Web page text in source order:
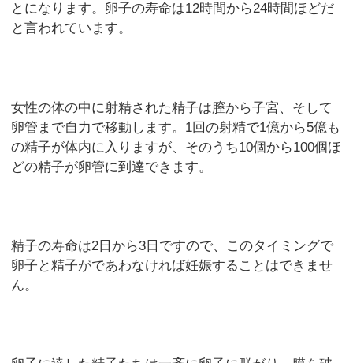
とになります。卵子の寿命は12時間から24時間ほどだ
と言われています。
女性の体の中に射精された精子は膣から子宮、そして
卵管まで自力で移動します。1回の射精で1億から5億も
の精子が体内に入りますが、そのうち10個から100個ほ
どの精子が卵管に到達できます。
精子の寿命は2日から3日ですので、このタイミングで
卵子と精子がであわなければ妊娠することはできませ
ん。